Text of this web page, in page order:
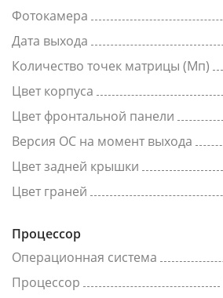
Фотокамера
Дата выхода
Количество точек матрицы (Мп)
Цвет корпуса
Цвет фронтальной панели
Версия ОС на момент выхода
Цвет задней крышки
Цвет граней
Процессор
Операционная система
Процессор